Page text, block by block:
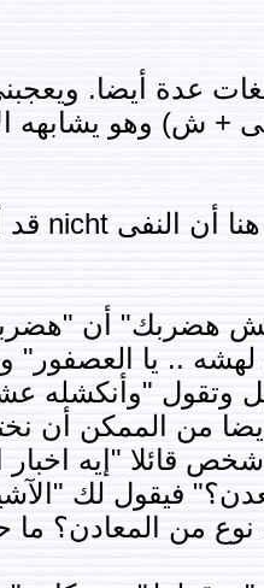
عدة أيضا.
+ ش) وهو يشابهه
هضربك" أن
.. يا العصفور"
"وأنكشله
من الممكن أن
قائلا "إيه اخبار
فيقول لك
نوع من المعادن؟